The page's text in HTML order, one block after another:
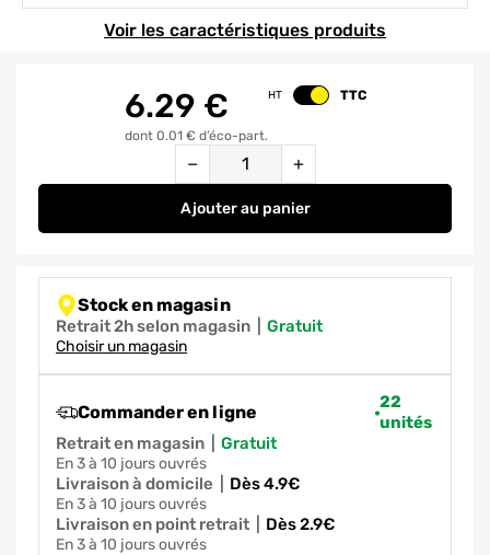
HT Changer le prix
TTC
6.29 €
dont 0.01 € d’éco-part.
− +
Ajouterau panier
Roulette pivotante bille à
Stock en magasin
Retrait 2h selon magasin gratuit
Choisir un magasin
Commander en ligne
22
unités
Retrait en magasin
gratuit
en 3 à 10 jours ouvrés
Livraison à domicile dès 4.9€
en 3 à 10 jours ouvrés
Livraison en point retrait dès 2.9€
en 3 à 10 jours ouvrés
Element 1 sur 1
Voir les caractéristiques produits